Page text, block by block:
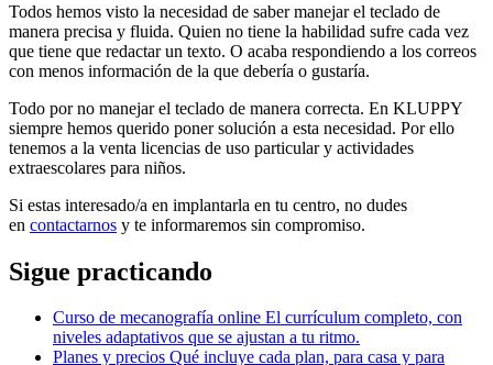
Todos hemos visto la necesidad de saber manejar el teclado de
manera precisa y fluida. Quien no tiene la habilidad sufre cada vez
que tiene que redactar un texto. O acaba respondiendo a los correos
con menos información de la que debería o gustaría.
Todo por no manejar el teclado de manera correcta. En KLUPPY
siempre hemos querido poner solución a esta necesidad. Por ello
tenemos a la venta licencias de uso particular y actividades
extraescolares para niños.
Si estas interesado/a en implantarla en tu centro, no dudes
en contactarnos y te informaremos sin compromiso.
Sigue practicando
Curso de mecanografía online El currículum completo, con
niveles adaptativos que se ajustan a tu ritmo.
Planes y precios Qué incluye cada plan, para casa y para